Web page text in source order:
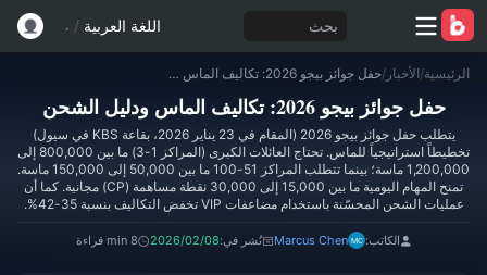
بحث اللغة العربية /
الرئيسية/الأخبار / حفل جوائز بيجو 2026: تكاليف الماس ودليل الشحن
حفل جوائز بيجو 2026: تكاليف الماس ودليل الشحن
يتطلب حفل جوائز بيجو 2026 (المقام في 23 يناير 2026، بقاعة KBS في سيول)
تخطيطاً استراتيجياً للماس. تحتاج العائلات الكبرى (المراكز 1-3) ما بين 800,000 إلى
1,200,000 ماسة؛ بينما تتطلب المراكز 51-100 ما بين 50,000 إلى 150,000 ماسة.
تمنح المهام اليومية ما بين 15,000 إلى 30,000 نقطة مساهمة (CP) مجانية. كما أن
عمليات الشحن المحسّنة باستخدام مضاعفات VIP تخفض التكاليف بنسبة 35-42%.
الكاتب: Marcus Chen نُشر في:2026/02/08 8 min قراءة